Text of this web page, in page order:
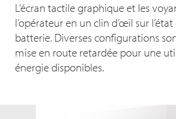
L’écran tactile graphique et les
l’opérateur en un clin d’œil sur
batterie. Diverses configurations
mise en route retardée pour une
énergie disponibles.